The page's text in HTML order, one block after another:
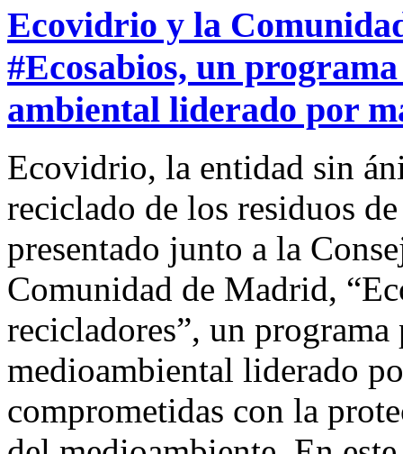
Ecovidrio y la
#Ecosabios, un
ambiental liderado por
Ecovidrio, la entidad sin
reciclado de los residuos
presentado junto a la
Comunidad de Madrid,
recicladores”, un
medioambiental liderado
comprometidas con la